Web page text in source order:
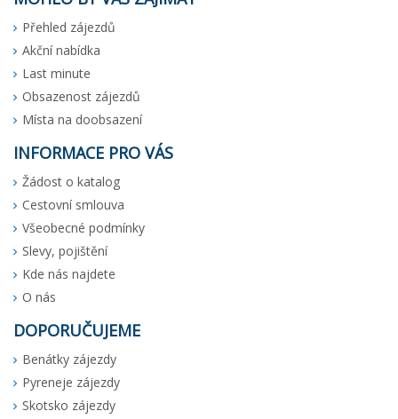
Přehled zájezdů
Akční nabídka
Last minute
Obsazenost zájezdů
Místa na doobsazení
INFORMACE PRO VÁS
Žádost o katalog
Cestovní smlouva
Všeobecné podmínky
Slevy, pojištění
Kde nás najdete
O nás
DOPORUČUJEME
Benátky zájezdy
Pyreneje zájezdy
Skotsko zájezdy